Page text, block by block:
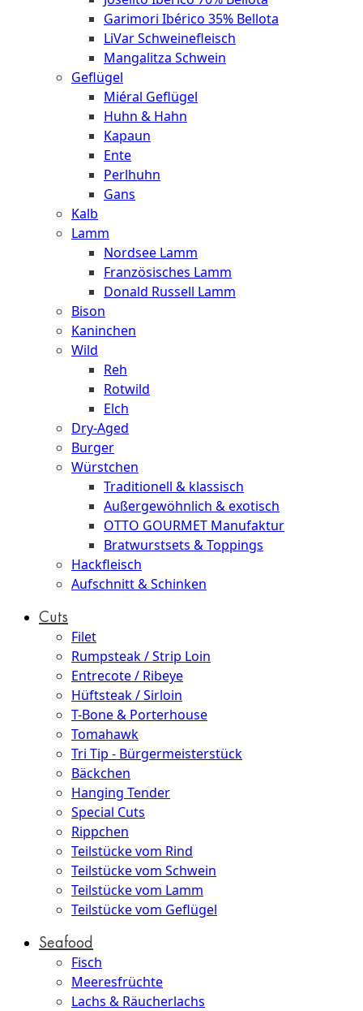
Garimori Ibérico 35% Bellota
LiVar Schweinefleisch
Mangalitza Schwein
Geflügel
Miéral Geflügel
Huhn & Hahn
Kapaun
Ente
Perlhuhn
Gans
Kalb
Lamm
Nordsee Lamm
Französisches Lamm
Donald Russell Lamm
Bison
Kaninchen
Wild
Reh
Rotwild
Elch
Dry-Aged
Burger
Würstchen
Traditionell & klassisch
Außergewöhnlich & exotisch
OTTO GOURMET Manufaktur
Bratwurstsets & Toppings
Hackfleisch
Aufschnitt & Schinken
Cuts
Filet
Rumpsteak / Strip Loin
Entrecote / Ribeye
Hüftsteak / Sirloin
T-Bone & Porterhouse
Tomahawk
Tri Tip - Bürgermeisterstück
Bäckchen
Hanging Tender
Special Cuts
Rippchen
Teilstücke vom Rind
Teilstücke vom Schwein
Teilstücke vom Lamm
Teilstücke vom Geflügel
Seafood
Fisch
Meeresfrüchte
Lachs & Räucherlachs